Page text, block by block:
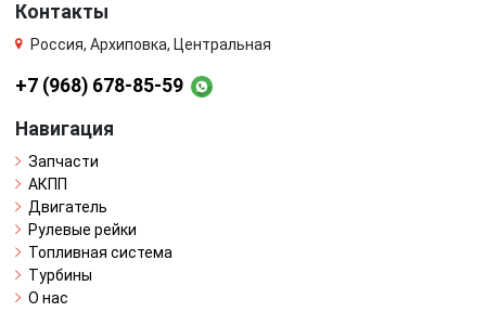
Контакты
Россия, Архиповка, Центральная
+7 (968) 678-85-59
Навигация
Запчасти
АКПП
Двигатель
Рулевые рейки
Топливная система
Турбины
О нас